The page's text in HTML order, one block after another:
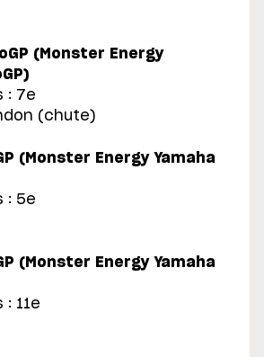
(Monster Energy
: 7e
(chute)
(Monster Energy Yamaha
: 5e
(Monster Energy Yamaha
11e